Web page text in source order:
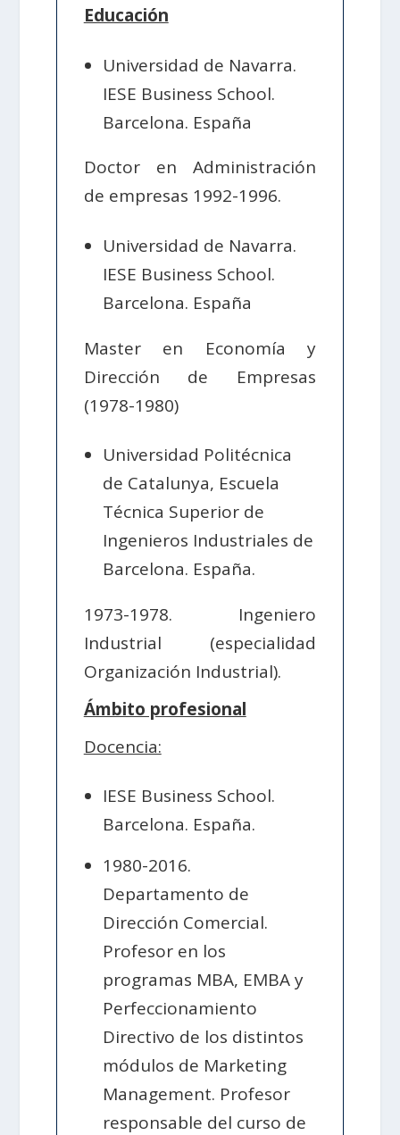
Educación
Universidad de Navarra.
IESE Business School.
Barcelona. España
Doctor en Administración
de empresas 1992-1996.
Universidad de Navarra.
IESE Business School.
Barcelona. España
Master en Economía y
Dirección de Empresas
(1978-1980)
Universidad Politécnica
de Catalunya, Escuela
Técnica Superior de
Ingenieros Industriales de
Barcelona. España.
1973-1978. Ingeniero
Industrial (especialidad
Organización Industrial).
Ámbito profesional
Docencia:
IESE Business School.
Barcelona. España.
1980-2016.
Departamento de
Dirección Comercial.
Profesor en los
programas MBA, EMBA y
Perfeccionamiento
Directivo de los distintos
módulos de Marketing
Management. Profesor
responsable del curso de